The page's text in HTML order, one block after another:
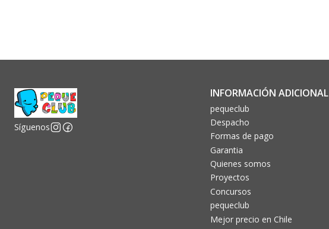
Síguenos
INFORMACIÓN ADICIONAL
pequeclub
Despacho
Formas de pago
Garantia
Quienes somos
Proyectos
Concursos
pequeclub
Mejor precio en Chile